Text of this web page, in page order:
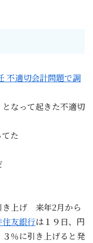
不適切会計問題で調
なって起きた不適切
た
き上げ 来年2月から
住友銀行は１９日、円
％に‍引き上げると発